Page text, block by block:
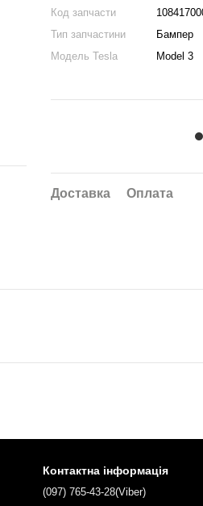
Код запчасти
Тип запчастини
Бампер
Модель Tesla
Model 3
Доставка Оплата
Контактна інформація
(097) 765-43-28(Viber)